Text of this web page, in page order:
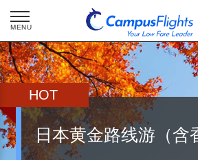
Website is under
coming soon! Call us
booking flights and
HOT
日本黄金路线游（含